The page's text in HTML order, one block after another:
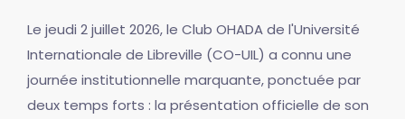
Le jeudi 2 juillet 2026, le Club OHADA de l'Université
Internationale de Libreville (CO-UIL) a connu une
journée institutionnelle marquante, ponctuée par
deux temps forts : la présentation officielle de son